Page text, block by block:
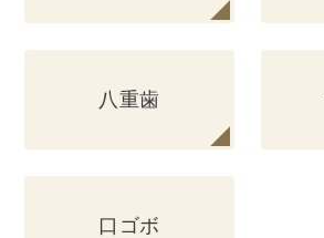
八重歯
口ゴボ